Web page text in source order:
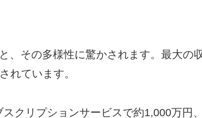
、その多様性に驚かされます。最大の
れています。
クリプションサービスで約1,000万円